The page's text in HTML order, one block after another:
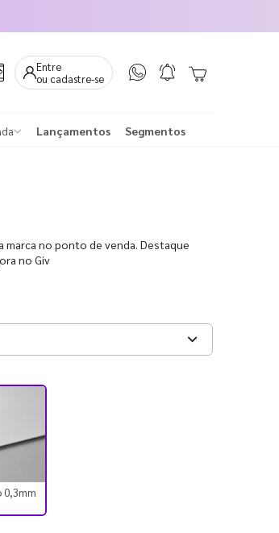
Entre
ou cadastre-se
Lançamentos Segmentos
marca no ponto de venda. Destaque
no Giv
0,3mm